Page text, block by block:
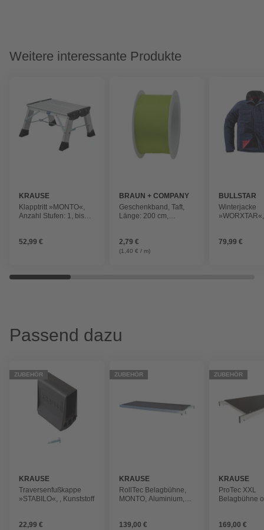
Weitere interessante Produkte
KRAUSE
Klapptritt »MONTO«,
Anzahl Stufen: 1, bis
52,99 €
BRAUN + COMPANY
Geschenkband, Taft,
Länge: 200 cm,
2,79 €
(1,40 € / m)
BULLSTAR
Winterjacke
79,99 €
Passend dazu
ZUBEHÖR
KRAUSE
Traversenfußkappe
»STABILO«, , Kunststoff
22,99 €
ZUBEHÖR
KRAUSE
RollTec Belagbühne,
MONTO, Aluminium,
139,00 €
ZUBEHÖR
KRAUSE
ProTec XXL
Belagbühne
169,00 €